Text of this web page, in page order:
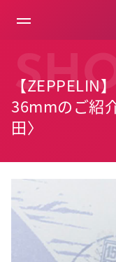
【ZEPPELIN
36mmのご紹
田〉